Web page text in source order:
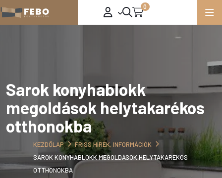
0
Sarok konyhablokk
megoldások helytakarékos
otthonokba
KEZDŐLAP
FRISS HÍREK, INFORMÁCIÓK
SAROK KONYHABLOKK MEGOLDÁSOK HELYTAKARÉKOS
OTTHONOKBA